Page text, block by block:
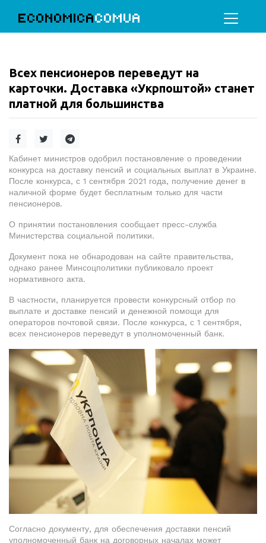
ECONOMICACOMUA
Всех пенсионеров переведут на
карточки. Доставка «Укрпоштой» станет
платной для большинства
Кабинет министров одобрил постановление о проведении
конкурса на доставку пенсий и социальных выплат в Украине.
После конкурса, с 1 сентября 2021 года, получение денег в
наличной форме будет бесплатным только для части
пенсионеров.
О принятии постановления сообщает пресс-служба
Министерства социальной политики.
Документ пока не обнародован на сайте правительства,
однако ранее Минсоцполитики публиковало проект
нормативного акта.
В частности, планируется провести конкурсный отбор по
выплате и доставке пенсий и денежной помощи для
операторов почтовой связи. После конкурса, с 1 сентября,
всех пенсионеров переведут в уполномоченный банк.
Согласно документу, для обеспечения доставки пенсий
уполномоченный банк на договорных началах может